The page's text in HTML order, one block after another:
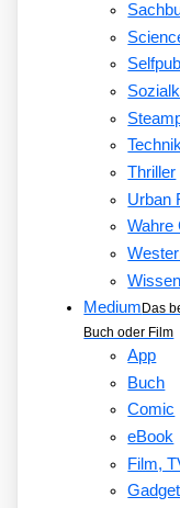
Thriller
Urban
Wahre
Medium Das
Buch oder Film
App
Buch
Comic
eBook
Film,
Gadget